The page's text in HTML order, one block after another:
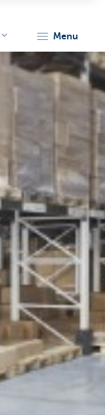
menu